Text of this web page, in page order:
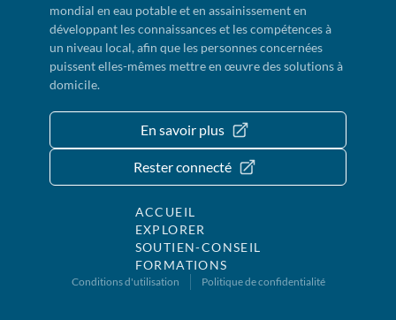
mondial en eau potable et en assainissement en
développant les connaissances et les compétences à
un niveau local, afin que les personnes concernées
puissent elles-mêmes mettre en œuvre des solutions à
domicile.
En savoir plus
Rester connecté
ACCUEIL
EXPLORER
SOUTIEN-CONSEIL
FORMATIONS
Conditions d'utilisation Politique de confidentialité